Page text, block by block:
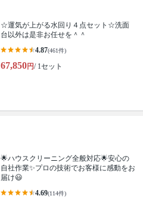
☆運気が上がる水回り４点セット☆洗面
台以外は是非お任せを＾＾
4.87(461件)
67,850円/ 1セット
🌟ハウスクリーニング全般対応🌟安心の
自社作業✨プロの技術でお客様に感動をお
届け😃
4.69(114件)